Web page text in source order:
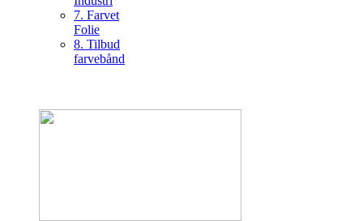
7. Farvet
Folie
8. Tilbud
farvebånd